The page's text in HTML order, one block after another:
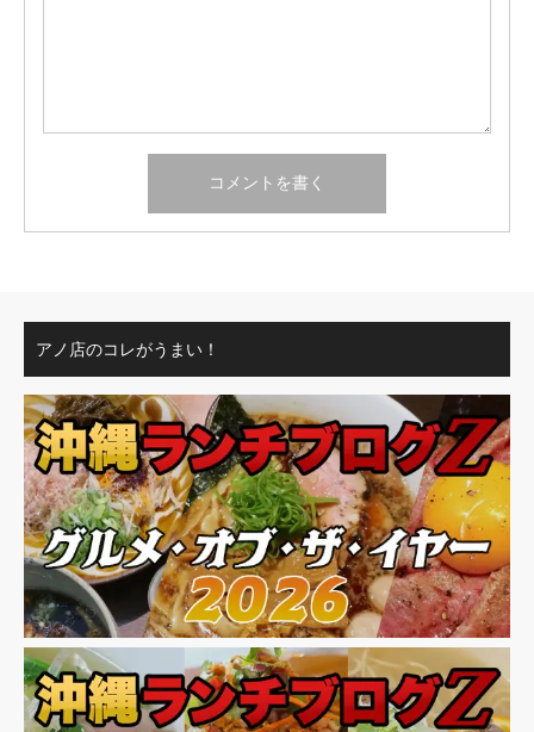
アノ店のコレがうまい！